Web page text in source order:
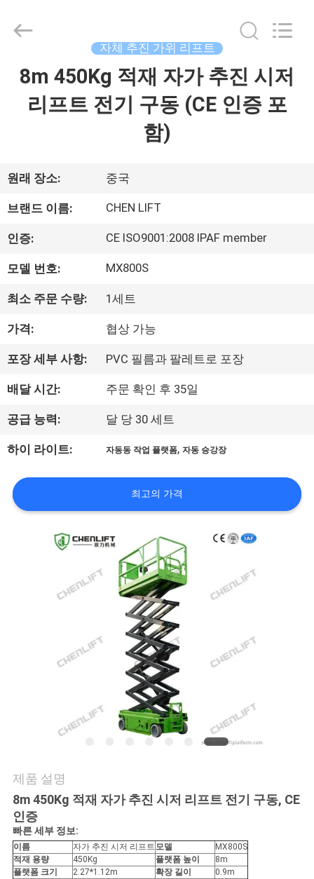
우
리
에
것
공
장
투
어
락
뉴
스
2026
자체 추진 가위 리프트
8m 450Kg 적재 자가 추진 시저
리프트 전기 구동 (CE 인증 포
함)
원래 장소: 중국
브랜드 이름: CHEN LIFT
인증: CE ISO9001:2008 IPAF member
모델 번호: MX800S
최소 주문 수량: 1세트
가격: 협상 가능
포장 세부 사항: PVC 필름과 팔레트로 포장
배달 시간: 주문 확인 후 35일
공급 능력: 달 당 30 세트
하이 라이트: 자동동 작업 플랫폼,자동 승강장
최고의 가격
제품 설명
8m 450Kg 적재 자가 추진 시저 리프트 전기 구동, CE
인증
빠른 세부 정보:
이름 자가 추진 시저 리프트 모델
MX800S
적재 용량
450Kg 플랫폼 높이
8m
플랫폼 크기
2.27*1.12m 확장 길이
0.9m